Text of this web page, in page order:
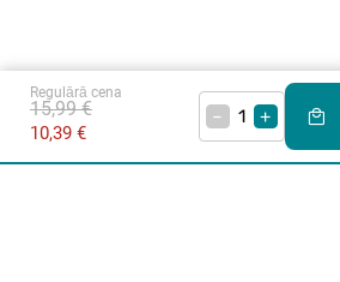
Regulārā cena
10,39 €
15,99 € – +